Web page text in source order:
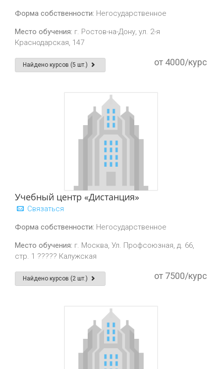
Форма собственности: Негосударственное
Место обучения: г. Ростов-на-Дону, ул. 2-я
Краснодарская, 147
Найдено курсов (5 шт.) от 4000/курс
Учебный центр «Дистанция»
Связаться
Форма собственности: Негосударственное
Место обучения: г. Москва, Ул. Профсоюзная, д. 66,
стр. 1 ????? Калужская
Найдено курсов (2 шт.) от 7500/курс